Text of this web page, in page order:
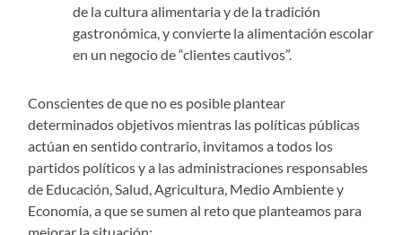
de la cultura alimentaria y de la tradición
gastronómica, y convierte la alimentación escolar
en un negocio de “clientes cautivos”.
Conscientes de que no es posible plantear
determinados objetivos mientras las políticas públicas
actúan en sentido contrario, invitamos a todos los
partidos políticos y a las administraciones responsables
de Educación, Salud, Agricultura, Medio Ambiente y
Economía, a que se sumen al reto que planteamos para
mejorar la situación: